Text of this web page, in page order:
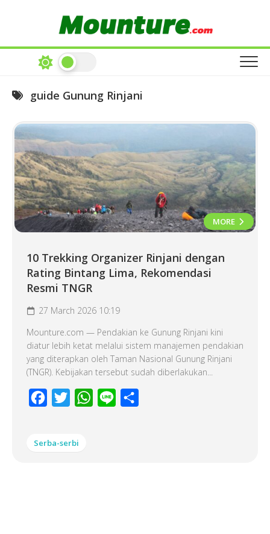
guide Gunung Rinjani
MORE
10 Trekking Organizer Rinjani dengan
Rating Bintang Lima, Rekomendasi
Resmi TNGR
27 March 2026 10:19
Mounture.com — Pendakian ke Gunung Rinjani kini
diatur lebih ketat melalui sistem manajemen pendakian
yang diterapkan oleh Taman Nasional Gunung Rinjani
(TNGR). Kebijakan tersebut sudah diberlakukan...
Facebook
Twitter WhatsApp
Line
Serba-serbi